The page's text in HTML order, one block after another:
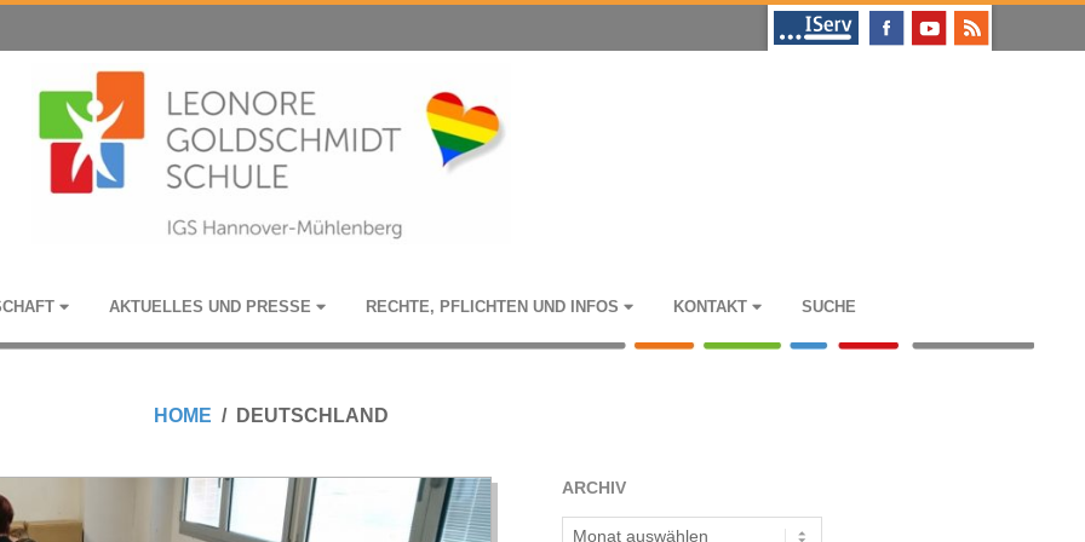
AKTU­EL­LES UND PRESSE RECHTE, PFLICH­TEN UND INFOS KON­TAKT SUCHE
HOME DEUTSCHLAND
ARCHIV
Archiv